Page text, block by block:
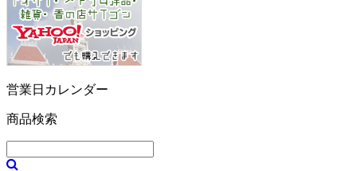
営業日カレンダー
商品検索